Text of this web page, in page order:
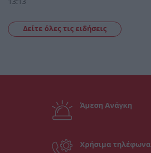
Δείτε όλες τις ειδήσεις
Άμεση Ανάγκη
Χρήσιμα τηλέφωνα